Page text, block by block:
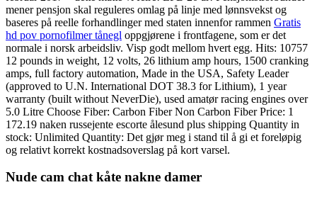
mener pensjon skal reguleres omlag på linje med lønnsvekst og
baseres på reelle forhandlinger med staten innenfor rammen Gratis
hd pov pornofilmer tånegl oppgjørene i frontfagene, som er det
normale i norsk arbeidsliv. Visp godt mellom hvert egg. Hits: 10757
12 pounds in weight, 12 volts, 26 lithium amp hours, 1500 cranking
amps, full factory automation, Made in the USA, Safety Leader
(approved to U.N. International DOT 38.3 for Lithium), 1 year
warranty (built without NeverDie), used amatør racing engines over
5.0 Litre Choose Fiber: Carbon Fiber Non Carbon Fiber Price: 1
172.19 naken russejente escorte ålesund plus shipping Quantity in
stock: Unlimited Quantity: Det gjør meg i stand til å gi et foreløpig
og relativt korrekt kostnadsoverslag på kort varsel.
Nude cam chat kåte nakne damer